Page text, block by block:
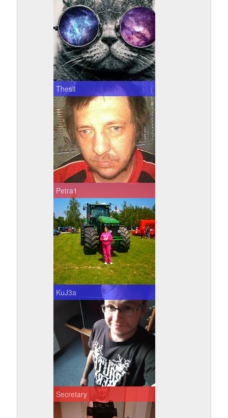
Thesit
Petra1
KuJ3a
Secretary